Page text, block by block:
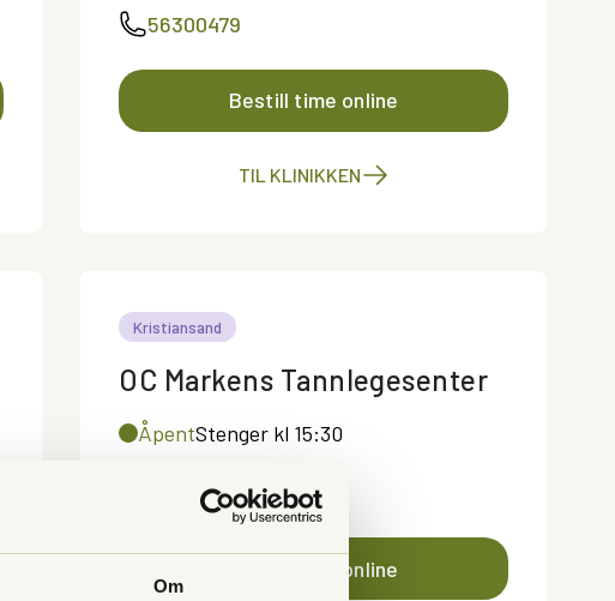
Om
56300479
Bestill time online
TIL KLINIKKEN
Kristiansand
OC Markens Tannlegesenter
ÅpentStenger kl 15:30
38120090
Bestill time online